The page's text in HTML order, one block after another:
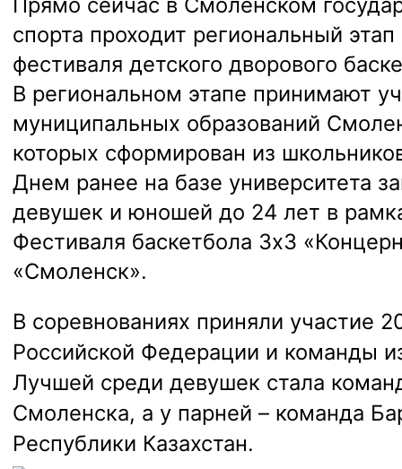
спорта проходит региональный
фестиваля детского дворового
В региональном этапе принимают
муниципальных образований
которых сформирован из
Днем ранее на базе университета
девушек и юношей до 24 лет в
Фестиваля баскетбола 3х3
«Смоленск».
В соревнованиях приняли участие
Российской Федерации и команды
Лучшей среди девушек стала
Смоленска, а у парней – команда
Республики Казахстан.